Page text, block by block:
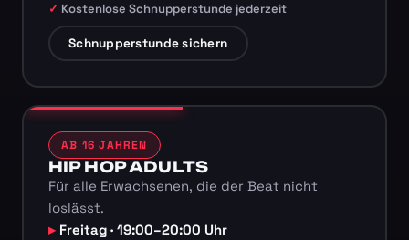
Kostenlose Schnupperstunde jederzeit
Schnupperstunde sichern
AB 16 JAHREN
HIP HOP ADULTS
Für alle Erwachsenen, die der Beat nicht
loslässt.
Freitag · 19:00–20:00 Uhr